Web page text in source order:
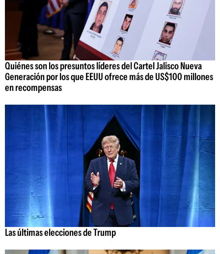
Quiénes son los presuntos líderes del Cartel Jalisco Nueva
Generación por los que EEUU ofrece más de US$100 millones
en recompensas
Las últimas elecciones de Trump